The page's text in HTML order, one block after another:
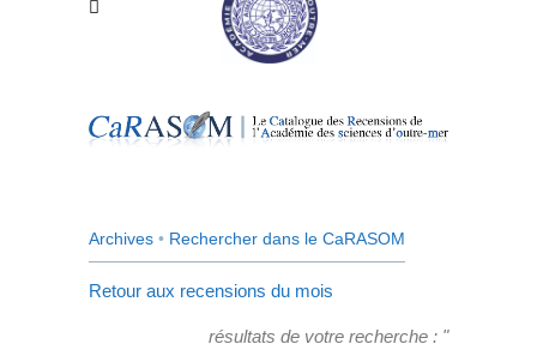
Archives • Rechercher dans le CaRASOM
Retour aux recensions du mois
résultats de votre recherche : "